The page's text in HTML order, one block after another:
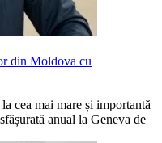
din Moldova cu
cea mai mare și impor­tantă
anual la Geneva de